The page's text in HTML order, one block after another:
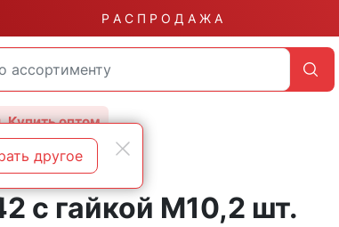
Р А С П Р О Д А Ж А
Купить оптом
с гайкой М10,2 шт.
другое